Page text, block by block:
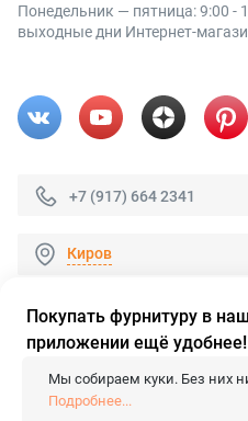
Понедельник — пятница: 9:00 -
выходные дни Интернет-
+7 (917) 664 2341
Киров
© 2026 «FieraShop.ru»
Сопровождение сайта
-
Все права защищены.
Не является публичной офертой
Покупать фурнитуру в
приложении ещё удобнее!
Мы собираем куки. Без них
Подробнее...